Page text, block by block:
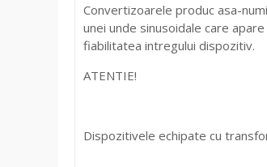
Convertizoarele produc asa-
unei unde sinusoidale care
fiabilitatea intregului dispozitiv.
ATENTIE!
Dispozitivele echipate cu